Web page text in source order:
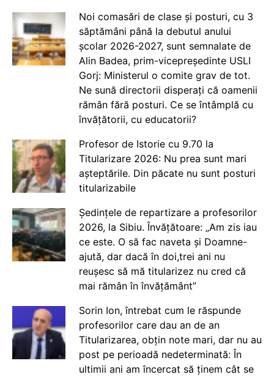
Noi comasări de clase și posturi, cu 3
săptămâni până la debutul anului
școlar 2026-2027, sunt semnalate de
Alin Badea, prim-vicepreședinte USLI
Gorj: Ministerul o comite grav de tot.
Ne sună directorii disperați că oamenii
rămân fără posturi. Ce se întâmplă cu
învățătorii, cu educatorii?
Profesor de Istorie cu 9.70 la
Titularizare 2026: Nu prea sunt mari
așteptările. Din păcate nu sunt posturi
titularizabile
Ședințele de repartizare a profesorilor
2026, la Sibiu. Învățătoare: „Am zis iau
ce este. O să fac naveta și Doamne-
ajută, dar dacă în doi,trei ani nu
reușesc să mă titularizez nu cred că
mai rămân în învățământ”
Sorin Ion, întrebat cum le răspunde
profesorilor care dau an de an
Titularizarea, obțin note mari, dar nu au
post pe perioadă nedeterminată: În
ultimii ani am încercat să ținem cât se